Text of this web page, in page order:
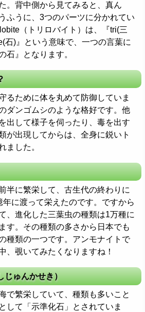
。背中側から見てみると、真ん
ふうに、3つのパーツに分かれてい
（トリロバイト）は、『tri(三
石)』という意味で、一つの言葉に
石』となります。
るために体を丸めて防御していま
ダンゴムシのような格好です。他
出して様子を伺ったり、毒を出す
が出現してからは、全身に鋭いト
ました。
半に繁栄して、古生代の終わりに
に渡って栄えたのです。ですから
、進化した三葉虫の種類は1万種に
す。その種類の多さから日本でも
種類の一つです。アンモナイトで
、覗いてみたくなりますね！
じゅんかせき）
で繁栄していて、種類も多いこと
して「示準化石」とされていま